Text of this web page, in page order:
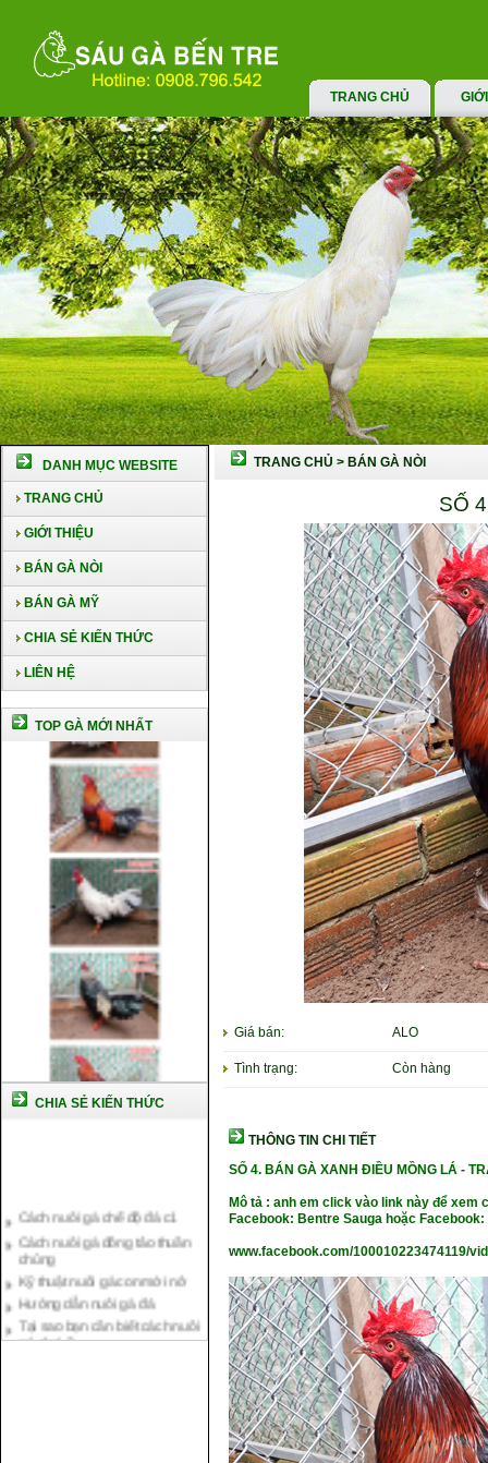
TRANG CHỦ
DANH MỤC WEBSITE
TRANG CHỦ
GIỚI THIỆU
BÁN GÀ NÒI
BÁN GÀ MỸ
CHIA SẺ KIẾN THỨC
LIÊN HỆ
TOP GÀ MỚI NHẤT
CHIA SẺ KIẾN THỨC
Cách nuôi gà đông tảo thuần
Kỹ thuật nuôi gà con mới nở
Hướng dẫn nuôi gà đá
Tại sao bạn cần biết cách nuôi
gà chọi ?
Cách điều trị bệnh sổ mũi cho
TRANG CHỦ > BÁN GÀ NÒI
SỐ
Giá bán: ALO
Tình trạng: Còn hàng
THÔNG TIN CHI TIẾT
SỐ 4. BÁN GÀ XANH ĐIỀU MỒNG LÁ -
Mô tả : anh em click vào link này để
Facebook: Bentre Sauga hoặc Facebook:
www.facebook.com/100010223474119/